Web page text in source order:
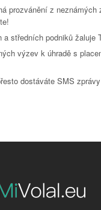
prozvánění z neznámých
a středních podniků žaluje
výzev k úhradě s
dostáváte SMS